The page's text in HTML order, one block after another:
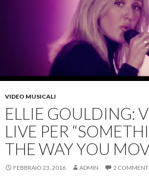
VIDEO MUSICALI
ELLIE GOULDING:
LIVE PER
THE WAY YOU
FEBBRAIO 23, 2016 ADMIN 2 COMMENTI